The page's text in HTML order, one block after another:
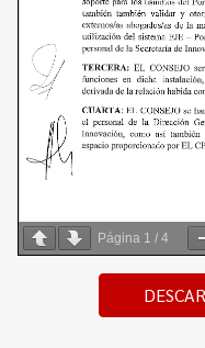
Página 1 / 4